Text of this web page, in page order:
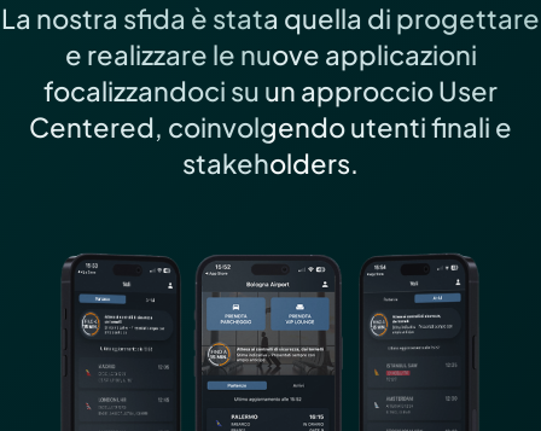
La nostra sfida è stata quella di progettare
e realizzare le nuove applicazioni
focalizzandoci su un approccio User
Centered, coinvolgendo utenti finali e
stakeholders.